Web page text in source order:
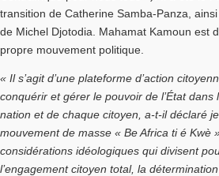
transition de Catherine Samba-Panza,
de Michel Djotodia. Mahamat Kamoun est
propre mouvement politique.
« Il s’agit d’une plateforme d’action
conquérir et gérer le pouvoir de l’État dans
nation et de chaque citoyen, a-t-il déclaré
mouvement de masse « Be Africa ti é Kwè
considérations idéologiques qui divisent
l’engagement citoyen total, la